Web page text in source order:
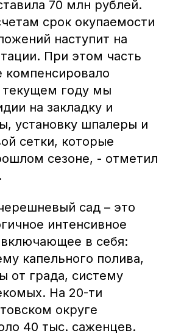
70 млн рублей.
срок окупаемости
наступит на
При этом часть
компенсировало
текущем году мы
на закладку и
установку шпалеры и
сетки, которые
сезоне, - отметил
сад – это
интенсивное
в себя:
капельного полива,
от града, систему
На 20-ти
округе
40 тыс. саженцев.